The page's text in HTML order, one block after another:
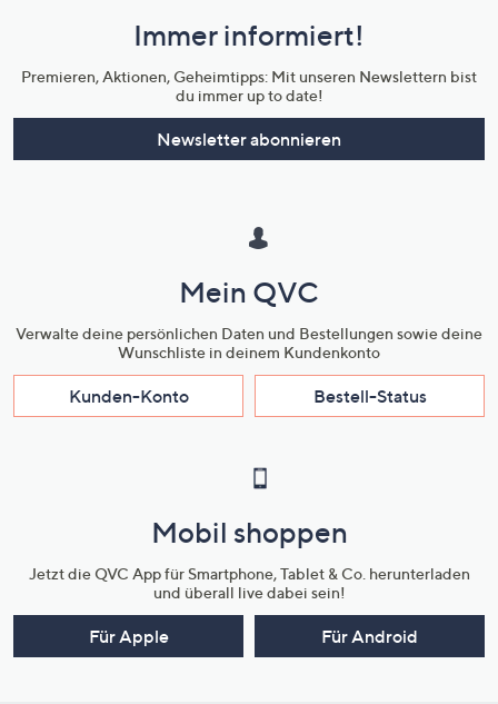
Unternehmensinformationen
Immer informiert!
Premieren, Aktionen, Geheimtipps: Mit unseren Newslettern bist
du immer up to date!
Newsletter abonnieren
Mein QVC
Verwalte deine persönlichen Daten und Bestellungen sowie deine
Wunschliste in deinem Kundenkonto
Kunden-Konto Bestell-Status
Mobil shoppen
Jetzt die QVC App für Smartphone, Tablet & Co. herunterladen
und überall live dabei sein!
Für Apple Für Android